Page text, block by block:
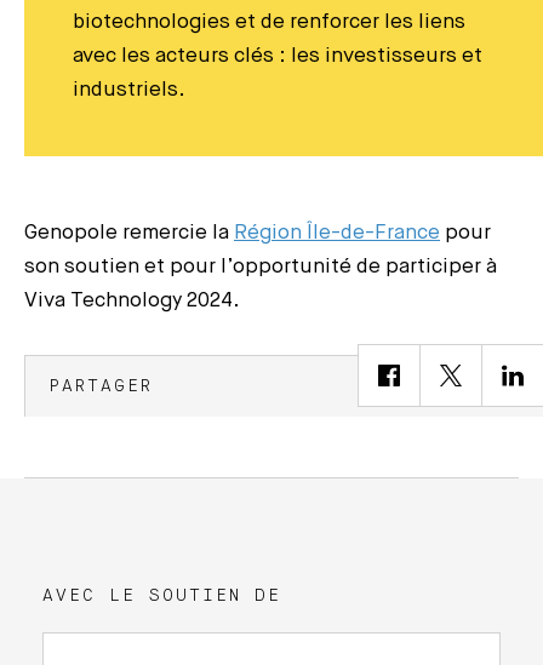
biotechnologies et de renforcer les liens
avec les acteurs clés : les investisseurs et
industriels.
Genopole remercie la Région Île-de-France pour
son soutien et pour l’opportunité de participer à
Viva Technology 2024.
PARTAGER
AVEC LE SOUTIEN DE